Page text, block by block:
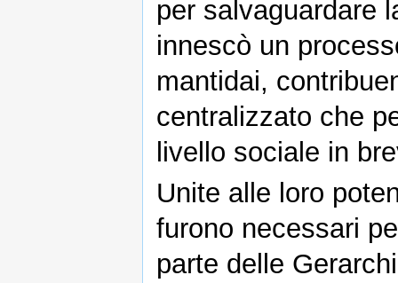
per salvaguardare
innescò un
mantidai,
centralizzato che
livello sociale in
Unite alle loro
furono necessari
parte delle